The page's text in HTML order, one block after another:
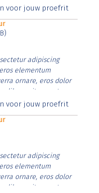
id rutrum lorem
voor jouw proefrit
adipiscing
elementum
ornare, eros dolor
libero vitae erat.
id rutrum lorem
voor jouw proefrit
adipiscing
elementum
ornare, eros dolor
libero vitae erat.